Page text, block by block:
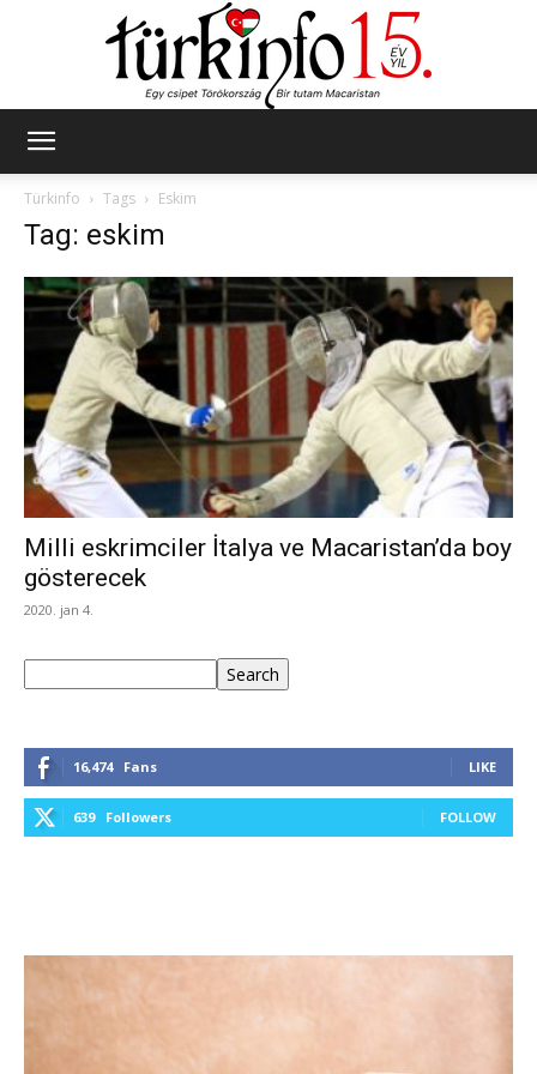
Türkinfo
Tags Eskim
Tag: eskim
Milli eskrimciler İtalya ve Macaristan’da boy
gösterecek
2020. jan 4.
Search
16,474 Fans LIKE
639 Followers FOLLOW